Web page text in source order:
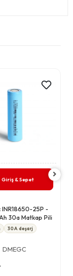
Giriş & Sepet
INR18650-25P -
30a Matkap Pili
30A deşarj
DMEGC